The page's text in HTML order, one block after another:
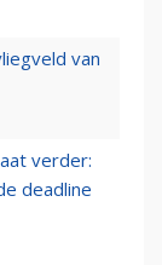
van
verder:
deadline